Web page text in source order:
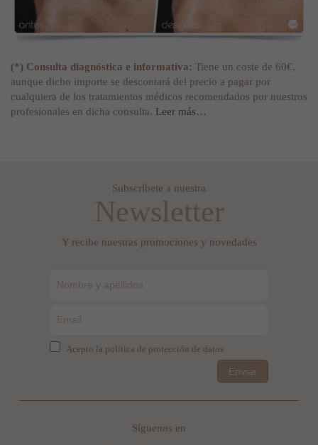
(*) Consulta diagnóstica e informativa: Tiene un coste de 60€,
aunque dicho importe se descontará del precio a pagar por
cualquiera de los tratamientos médicos recomendados por nuestros
profesionales en dicha consulta. Leer más…
Subscríbete a nuestra
Newsletter
Y recibe nuestras promociones y novedades
Acepto la política de protección de datos
Enviar
Síguenos en